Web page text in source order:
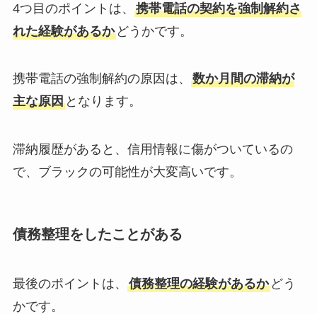
4つ目のポイントは、 携帯電話の契約を強制解約さ
れた経験があるかどうかです。
携帯電話の強制解約の原因は、 数か月間の滞納が
主な原因となります。
滞納履歴があると、信用情報に傷がついているの
で、ブラックの可能性が大変高いです。
債務整理をしたことがある
最後のポイントは、 債務整理の経験があるかどう
かです。